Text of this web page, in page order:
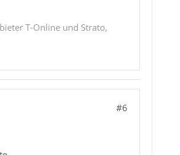
T-Online und Strato,
#6